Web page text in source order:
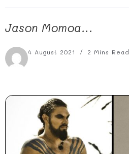
Jason Momoa...
4 August 2021 2 Mins Read